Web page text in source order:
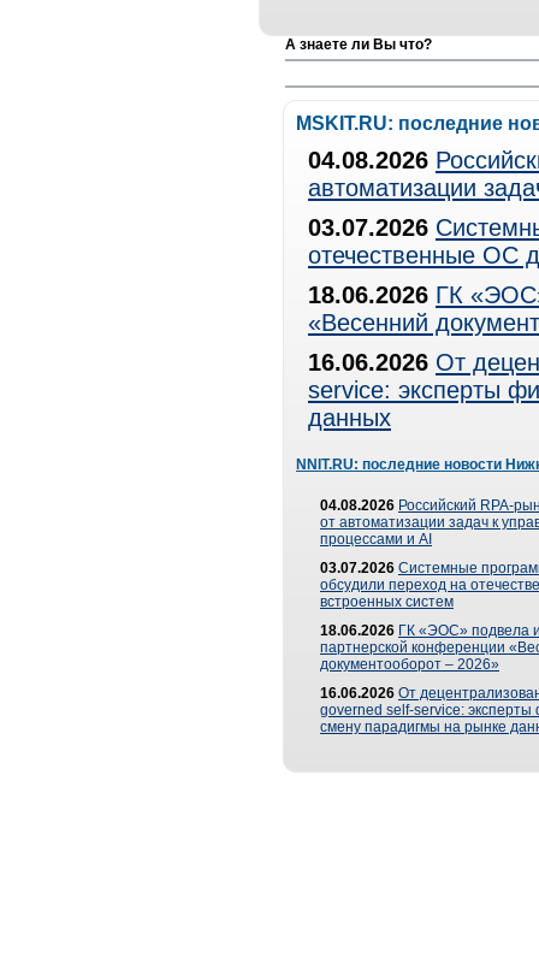
А знаете ли Вы что?
MSKIT.RU: последние
04.08.2026
автоматизации
03.07.2026
отечественные ОС
18.06.2026 ГК
«Весенний
16.06.2026 От
service: эксперты
данных
NNIT.RU: последние новости
04.08.2026 Российский RPA-
от автоматизации задач к
процессами и AI
03.07.2026 Системные
обсудили переход на
встроенных систем
18.06.2026 ГК «ЭОС» подвела
партнерской конференции
документооборот – 2026»
16.06.2026 От
governed self-service: эксперты
смену парадигмы на рынке